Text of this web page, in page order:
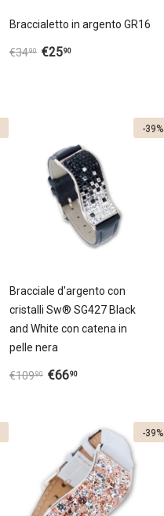
Braccialetto in argento GR16
€3490 €2590
Bracciale d'argento con
cristalli Sw® SG427 Black
and White con catena in
pelle nera
€10990 €6690
-39%
-39%